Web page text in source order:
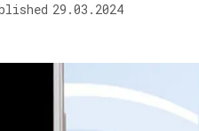
29.03.2024